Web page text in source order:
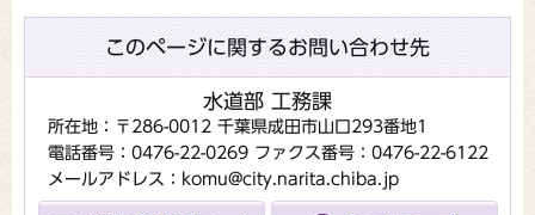
このページに関するお問い合わせ先
水道部 工務課
所在地：〒286-0012 千葉県成田市山口293番地1
電話番号：0476-22-0269 ファクス番号：0476-22-6122
メールアドレス：komu@city.narita.chiba.jp